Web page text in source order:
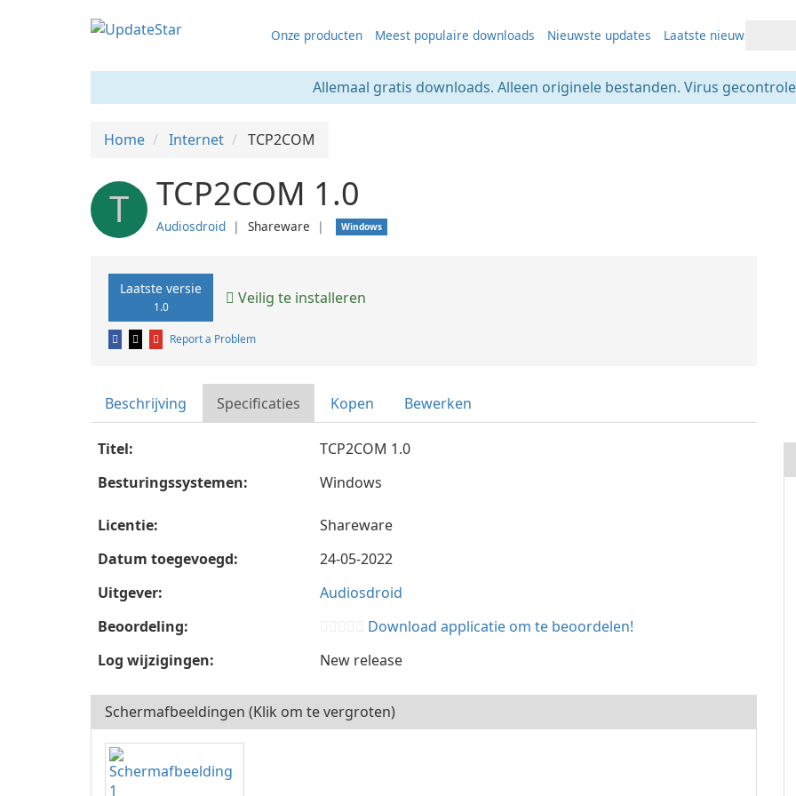
Onze producten Meest populaire downloads Nieuwste updates Laatste nieuws
Allemaal gratis downloads. Alleen originele bestanden. Virus
Home Internet TCP2COM
T TCP2COM 1.0
Audiosdroid ❘ Shareware ❘ Windows
Laatste versie
1.0 Veilig te installeren
Report a Problem
Beschrijving Specificaties Kopen Bewerken
Titel:
TCP2COM 1.0
Besturingssystemen:
Windows
Licentie:
Shareware
Datum toegevoegd:
24-05-2022
Uitgever:
Audiosdroid
Beoordeling:
Download applicatie om te beoordelen!
Log wijzigingen:
New release
Schermafbeeldingen (Klik om te vergroten)